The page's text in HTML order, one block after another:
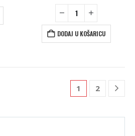
DODAJ U KOŠARICU
1 2